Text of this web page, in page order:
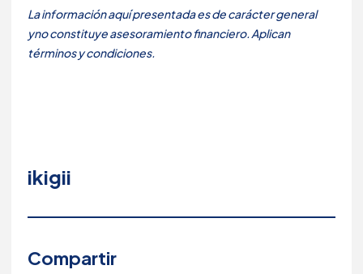
La información aquí presentada es de carácter general
yno constituye asesoramiento financiero. Aplican
términos y condiciones.
ikigii
Compartir